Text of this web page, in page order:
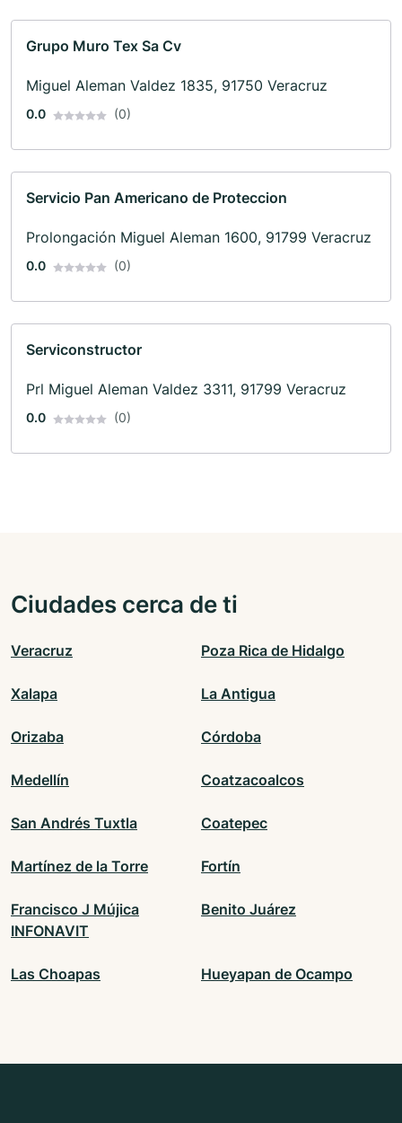
Grupo Muro Tex Sa Cv
Miguel Aleman Valdez 1835, 91750 Veracruz
0.0 (0)
Servicio Pan Americano de Proteccion
Prolongación Miguel Aleman 1600, 91799 Veracruz
0.0 (0)
Serviconstructor
Prl Miguel Aleman Valdez 3311, 91799 Veracruz
0.0 (0)
Ciudades cerca de ti
Veracruz Poza Rica de Hidalgo
Xalapa La Antigua
Orizaba Córdoba
Medellín Coatzacoalcos
San Andrés Tuxtla Coatepec
Martínez de la Torre Fortín
Francisco J Mújica
INFONAVIT
Benito Juárez
Las Choapas Hueyapan de Ocampo